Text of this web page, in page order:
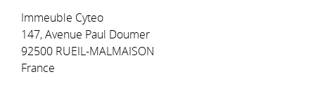
Immeuble Cyteo
147, Avenue Paul Doumer
92500 RUEIL-MALMAISON
France